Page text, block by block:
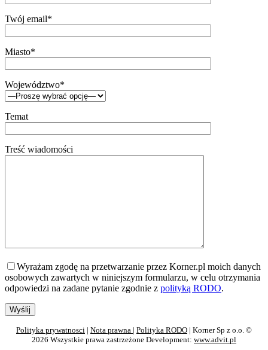
Twój email*
Miasto*
Województwo*
Temat
Treść wiadomości
Wyrażam zgodę na przetwarzanie przez Korner.pl moich danych
osobowych zawartych w niniejszym formularzu, w celu otrzymania
odpowiedzi na zadane pytanie zgodnie z polityką RODO.
Polityka prywatnosci | Nota prawna | Polityka RODO | Korner Sp z o.o. ©
2026 Wszystkie prawa zastrzeżone Development: www.advit.pl